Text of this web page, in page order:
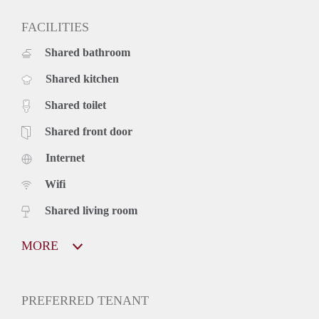
FACILITIES
Shared bathroom
Shared kitchen
Shared toilet
Shared front door
Internet
Wifi
Shared living room
MORE
PREFERRED TENANT